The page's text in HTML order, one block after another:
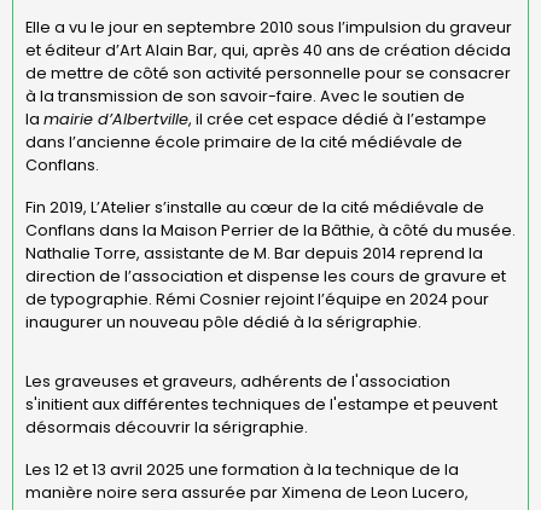
Elle a vu le jour en septembre 2010 sous l’impulsion du graveur
et éditeur d’Art Alain Bar, qui, après 40 ans de création décida
de mettre de côté son activité personnelle pour se consacrer
à la transmission de son savoir-faire. Avec le soutien de
la mairie d’Albertville, il crée cet espace dédié à l’estampe
dans l’ancienne école primaire de la cité médiévale de
Conflans.
Fin 2019, L’Atelier s’installe au cœur de la cité médiévale de
Conflans dans la Maison Perrier de la Bâthie, à côté du musée.
Nathalie Torre, assistante de M. Bar depuis 2014 reprend la
direction de l’association et dispense les cours de gravure et
de typographie. Rémi Cosnier rejoint l’équipe en 2024 pour
inaugurer un nouveau pôle dédié à la sérigraphie.
Les graveuses et graveurs, adhérents de l'association
s'initient aux différentes techniques de l'estampe et peuvent
désormais découvrir la sérigraphie.
Les 12 et 13 avril 2025 une formation à la technique de la
manière noire sera assurée par Ximena de Leon Lucero,